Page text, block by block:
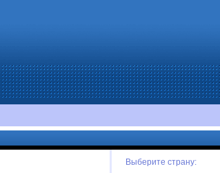
Выберите страну: